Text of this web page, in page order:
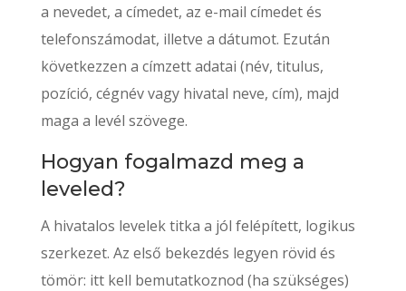
a nevedet, a címedet, az e-mail címedet és
telefonszámodat, illetve a dátumot. Ezután
következzen a címzett adatai (név, titulus,
pozíció, cégnév vagy hivatal neve, cím), majd
maga a levél szövege.
Hogyan fogalmazd meg a
leveled?
A hivatalos levelek titka a jól felépített, logikus
szerkezet. Az első bekezdés legyen rövid és
tömör: itt kell bemutatkoznod (ha szükséges)